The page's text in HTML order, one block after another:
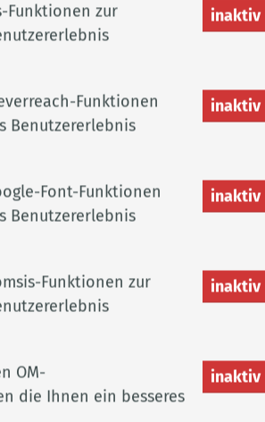
und
Rechtliches
Barrierefreiheit
Funktionen zur
inaktiv
Funktionen
Benutzererlebnis
inaktiv
Font-Funktionen
Benutzererlebnis
inaktiv
Funktionen zur
inaktiv
OM-
die Ihnen ein besseres
inaktiv